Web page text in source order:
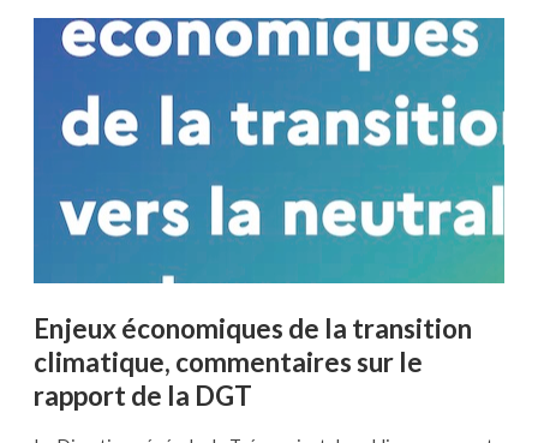
Enjeux économiques de la transition
climatique, commentaires sur le
rapport de la DGT